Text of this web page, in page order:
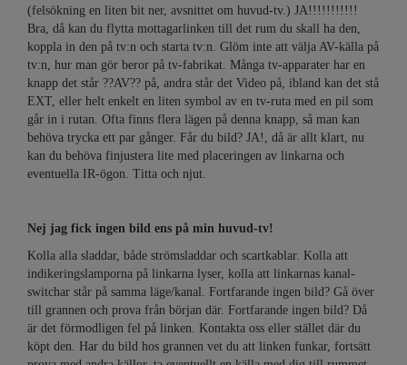
(felsökning en liten bit ner, avsnittet om huvud-tv.) JA!!!!!!!!!!!
Bra, då kan du flytta mottagarlinken till det rum du skall ha den,
koppla in den på tv:n och starta tv:n. Glöm inte att välja AV-källa på
tv:n, hur man gör beror på tv-fabrikat. Många tv-apparater har en
knapp det står ??AV?? på, andra står det Video på, ibland kan det stå
EXT, eller helt enkelt en liten symbol av en tv-ruta med en pil som
går in i rutan. Ofta finns flera lägen på denna knapp, så man kan
behöva trycka ett par gånger. Får du bild? JA!, då är allt klart, nu
kan du behöva finjustera lite med placeringen av linkarna och
eventuella IR-ögon. Titta och njut.
Nej jag fick ingen bild ens på min huvud-tv!
Kolla alla sladdar, både strömsladdar och scartkablar. Kolla att
indikeringslamporna på linkarna lyser, kolla att linkarnas kanal-
switchar står på samma läge/kanal. Fortfarande ingen bild? Gå över
till grannen och prova från början där. Fortfarande ingen bild? Då
är det förmodligen fel på linken. Kontakta oss eller stället där du
köpt den. Har du bild hos grannen vet du att linken funkar, fortsätt